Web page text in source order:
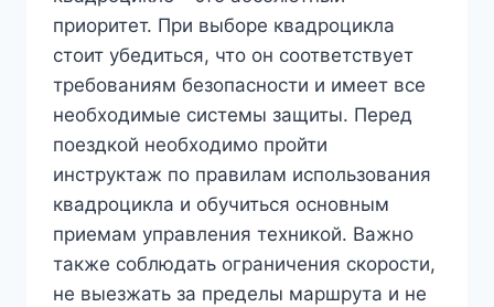
приоритет. При выборе квадроцикла
стоит убедиться, что он соответствует
требованиям безопасности и имеет все
необходимые системы защиты. Перед
поездкой необходимо пройти
инструктаж по правилам использования
квадроцикла и обучиться основным
приемам управления техникой. Важно
также соблюдать ограничения скорости,
не выезжать за пределы маршрута и не